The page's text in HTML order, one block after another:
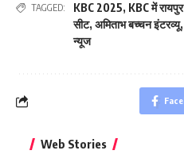
TAGGED: KBC 2025, KBC में रायपुर
सीट, अमिताभ बच्चन इंटरव्यू
न्यूज
Web Stories
नीतीश कुमार का पहला